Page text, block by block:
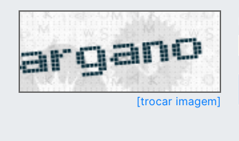
[trocar imagem]